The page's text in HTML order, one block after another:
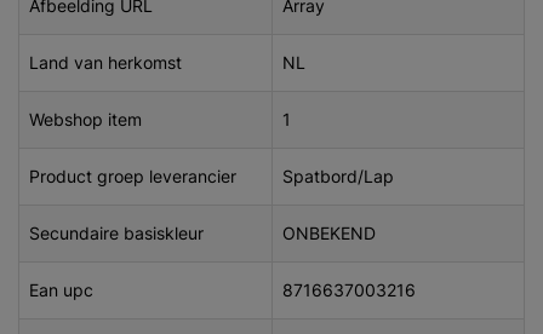
Afbeelding URL Array
Land van herkomst NL
Webshop item 1
Product groep leverancier Spatbord/Lap
Secundaire basiskleur ONBEKEND
Ean upc 8716637003216